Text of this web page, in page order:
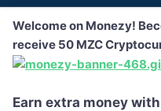
Welcome on Monezy!
receive 50 MZC
Earn extra money